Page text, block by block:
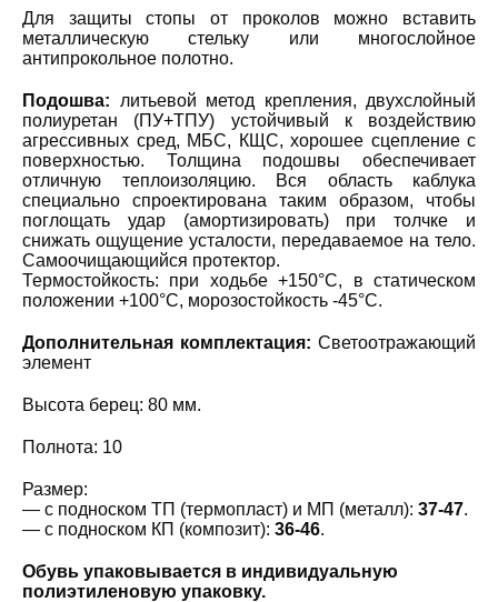
Для защиты стопы от проколов можно вставить
металлическую стельку или многослойное
антипрокольное полотно.
Подошва: литьевой метод крепления, двухслойный
полиуретан (ПУ+ТПУ) устойчивый к воздействию
агрессивных сред, МБС, КЩС, хорошее сцепление с
поверхностью. Толщина подошвы обеспечивает
отличную теплоизоляцию. Вся область каблука
специально спроектирована таким образом, чтобы
поглощать удар (амортизировать) при толчке и
снижать ощущение усталости, передаваемое на тело.
Самоочищающийся протектор.
Термостойкость: при ходьбе +150°С, в статическом
положении +100°С, морозостойкость -45°С.
Дополнительная комплектация: Светоотражающий
элемент
Высота берец: 80 мм.
Полнота: 10
Размер:
— с подноском ТП (термопласт) и МП (металл): 37-47.
— с подноском КП (композит): 36-46.
Обувь упаковывается в индивидуальную
полиэтиленовую упаковку.